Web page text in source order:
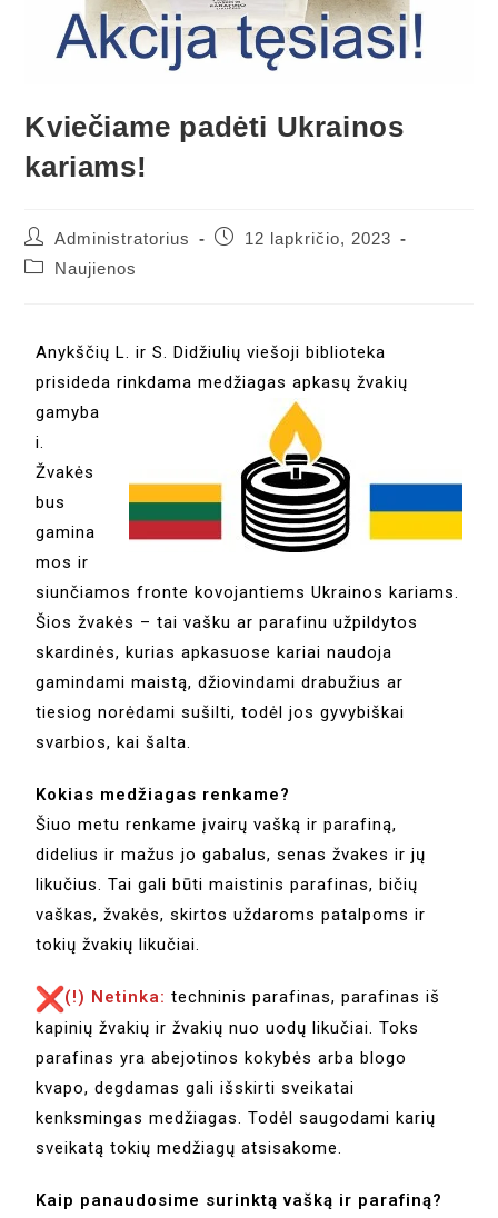
Kviečiame padėti Ukrainos
kariams!
Administratorius
12 lapkričio, 2023
Naujienos
Anykščių L. ir S. Didžiulių viešoji biblioteka
prisideda rinkdama medžiagas apkasų žvakių
gamyba
i.
Žvakės
bus
gamina
mos ir
siunčiamos fronte kovojantiems Ukrainos kariams.
Šios žvakės – tai vašku ar parafinu užpildytos
skardinės, kurias apkasuose kariai naudoja
gamindami maistą, džiovindami drabužius ar
tiesiog norėdami sušilti, todėl jos gyvybiškai
svarbios, kai šalta.
Kokias medžiagas renkame?
Šiuo metu renkame įvairų vašką ir parafiną,
didelius ir mažus jo gabalus, senas žvakes ir jų
likučius. Tai gali būti maistinis parafinas, bičių
vaškas, žvakės, skirtos uždaroms patalpoms ir
tokių žvakių likučiai.
(!) Netinka: techninis parafinas, parafinas iš
kapinių žvakių ir žvakių nuo uodų likučiai. Toks
parafinas yra abejotinos kokybės arba blogo
kvapo, degdamas gali išskirti sveikatai
kenksmingas medžiagas. Todėl saugodami karių
sveikatą tokių medžiagų atsisakome.
Kaip panaudosime surinktą vašką ir parafiną?